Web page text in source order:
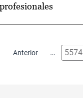
Anterior
anterior … 5574